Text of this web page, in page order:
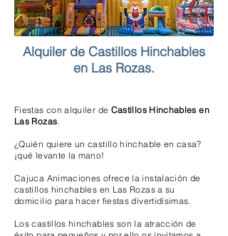
Alquiler de Castillos Hinchables
en Las Rozas.
Fiestas con alquiler de Castillos Hinchables en
Las Rozas.
¿Quién quiere un castillo hinchable en casa?
¡qué levante la mano!
Cajuca Animaciones ofrece la instalación de
castillos hinchables en Las Rozas a su
domicilio para hacer fiestas divertidísimas.
Los castillos hinchables son la atracción de